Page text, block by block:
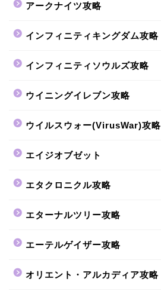
アークナイツ攻略
インフィニティキングダム攻略
インフィニティソウルズ攻略
ウイニングイレブン攻略
ウイルスウォー(VirusWar)攻略
エイジオブゼット
エタクロニクル攻略
エターナルツリー攻略
エーテルゲイザー攻略
オリエント・アルカディア攻略